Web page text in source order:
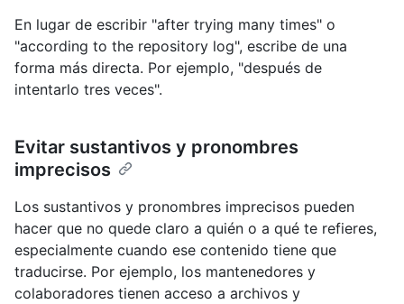
En lugar de escribir "after trying many times" o
"according to the repository log", escribe de una
forma más directa. Por ejemplo, "después de
intentarlo tres veces".
Evitar sustantivos y pronombres
imprecisos
Los sustantivos y pronombres imprecisos pueden
hacer que no quede claro a quién o a qué te refieres,
especialmente cuando ese contenido tiene que
traducirse. Por ejemplo, los mantenedores y
colaboradores tienen acceso a archivos y